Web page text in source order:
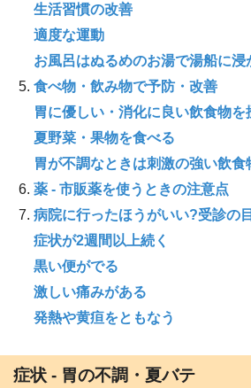
生活習慣の改善
適度な運動
お風呂はぬるめのお湯で湯船に浸
食べ物・飲み物で予防・改善
胃に優しい・消化に良い飲食物を
夏野菜・果物を食べる
胃が不調なときは刺激の強い飲
薬 - 市販薬を使うときの注意点
病院に行ったほうがいい?受診の
症状が2週間以上続く
黒い便がでる
激しい痛みがある
発熱や黄疸をともなう
症状 - 胃の不調・夏バテ